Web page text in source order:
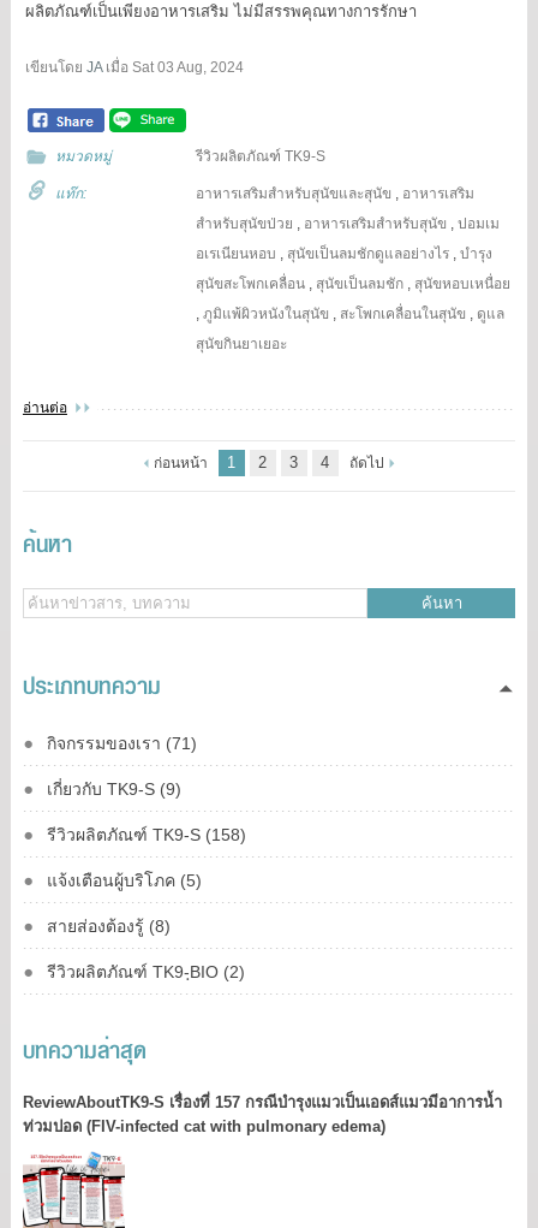
ผลิตภัณฑ์เป็นเพียงอาหารเสริม ไม่มีสรรพคุณทางการรักษา
เขียนโดย JAเมื่อ Sat 03 Aug, 2024
หมวดหมู่ รีวิวผลิตภัณฑ์ TK9-S
แท๊ก: อาหารเสริมสำหรับสุนัขและสุนัข , อาหารเสริม
สำหรับสุนัขป่วย , อาหารเสริมสำหรับสุนัข ,ปอมเม
อเรเนียนหอบ , สุนัขเป็นลมชักดูแลอย่างไร ,บำรุง
สุนัขสะโพกเคลื่อน , สุนัขเป็นลมชัก , สุนัขหอบเหนื่อย
,ภูมิแพ้ผิวหนังในสุนัข , สะโพกเคลื่อนในสุนัข , ดูแล
สุนัขกินยาเยอะ
อ่านต่อ
ก่อนหน้า 1 2 3 4 ถัดไป
ค้นหา
ค้นหา
ประเภทบทความ
กิจกรรมของเรา (71)
เกี่ยวกับ TK9-S (9)
รีวิวผลิตภัณฑ์ TK9-S (158)
แจ้งเตือนผู้บริโภค (5)
สายส่องต้องรู้ (8)
รีวิวผลิตภัณฑ์ TK9-ฺBIO (2)
บทความล่าสุด
ReviewAboutTK9-S เรื่องที่ 157 กรณีบำรุงแมวเป็นเอดส์แมวมีอาการน้ำ
ท่วมปอด (FIV-infected cat with pulmonary edema)